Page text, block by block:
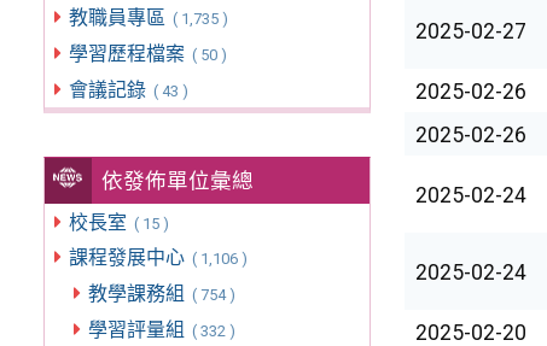
教職員專區 ( 1,735 )
學習歷程檔案 ( 50 )
會議記錄 ( 43 )
依發佈單位彙總
校長室 ( 15 )
課程發展中心 ( 1,106 )
教學課務組 ( 754 )
學習評量組 ( 332 )
2025-02-27
2025-02-26
2025-02-26
2025-02-24
2025-02-24
2025-02-20